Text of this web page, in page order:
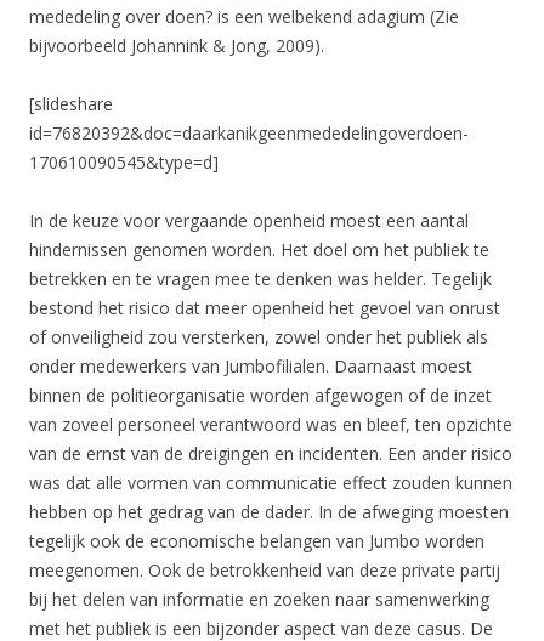
mededeling over doen? is een welbekend adagium (Zie
bijvoorbeeld Johannink & Jong, 2009).
[slideshare
id=76820392&doc=daarkanikgeenmededelingoverdoen-
170610090545&type=d]
In de keuze voor vergaande openheid moest een aantal
hindernissen genomen worden. Het doel om het publiek te
betrekken en te vragen mee te denken was helder. Tegelijk
bestond het risico dat meer openheid het gevoel van onrust
of onveiligheid zou versterken, zowel onder het publiek als
onder medewerkers van Jumbofilialen. Daarnaast moest
binnen de politieorganisatie worden afgewogen of de inzet
van zoveel personeel verantwoord was en bleef, ten opzichte
van de ernst van de dreigingen en incidenten. Een ander risico
was dat alle vormen van communicatie effect zouden kunnen
hebben op het gedrag van de dader. In de afweging moesten
tegelijk ook de economische belangen van Jumbo worden
meegenomen. Ook de betrokkenheid van deze private partij
bij het delen van informatie en zoeken naar samenwerking
met het publiek is een bijzonder aspect van deze casus. De